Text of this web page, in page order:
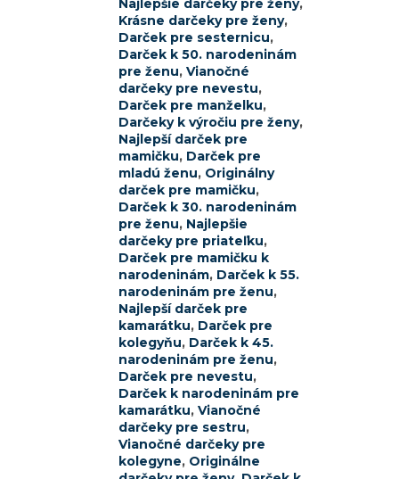
Najlepšie darčeky pre ženy,
Krásne darčeky pre ženy,
Darček pre sesternicu,
Darček k 50. narodeninám
pre ženu, Vianočné
darčeky pre nevestu,
Darček pre manželku,
Darčeky k výročiu pre ženy,
Najlepší darček pre
mamičku, Darček pre
mladú ženu, Originálny
darček pre mamičku,
Darček k 30. narodeninám
pre ženu, Najlepšie
darčeky pre priateľku,
Darček pre mamičku k
narodeninám, Darček k 55.
narodeninám pre ženu,
Najlepší darček pre
kamarátku, Darček pre
kolegyňu, Darček k 45.
narodeninám pre ženu,
Darček pre nevestu,
Darček k narodeninám pre
kamarátku, Vianočné
darčeky pre sestru,
Vianočné darčeky pre
kolegyne, Originálne